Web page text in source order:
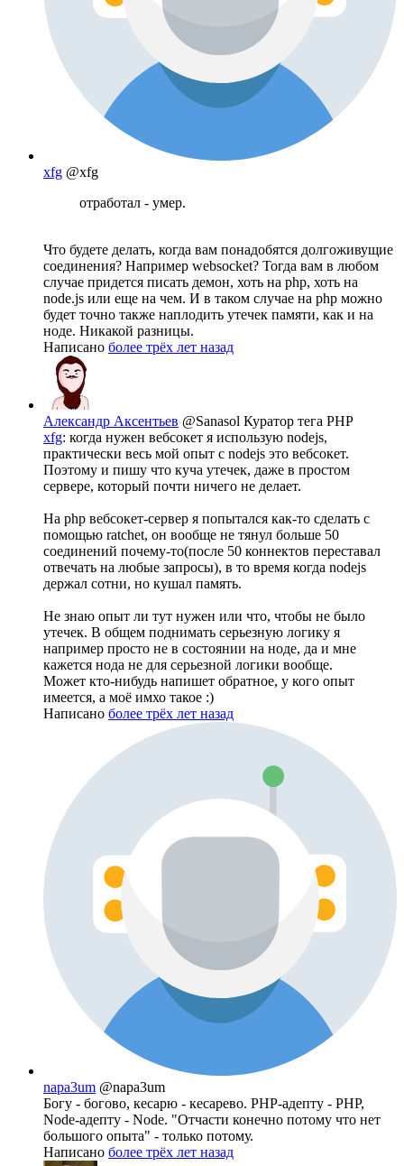
xfg @xfg
отработал - умер.
Что будете делать, когда вам понадобятся долгоживущие
соединения? Например websocket? Тогда вам в любом
случае придется писать демон, хоть на php, хоть на
node.js или еще на чем. И в таком случае на php можно
будет точно также наплодить утечек памяти, как и на
ноде. Никакой разницы.
Написано более трёх лет назад
Александр Аксентьев @Sanasol Куратор тега PHP
xfg: когда нужен вебсокет я использую nodejs,
практически весь мой опыт с nodejs это вебсокет.
Поэтому и пишу что куча утечек, даже в простом
сервере, который почти ничего не делает.
На php вебсокет-сервер я попытался как-то сделать с
помощью ratchet, он вообще не тянул больше 50
соединений почему-то(после 50 коннектов переставал
отвечать на любые запросы), в то время когда nodejs
держал сотни, но кушал память.
Не знаю опыт ли тут нужен или что, чтобы не было
утечек. В общем поднимать серьезную логику я
например просто не в состоянии на ноде, да и мне
кажется нода не для серьезной логики вообще.
Может кто-нибудь напишет обратное, у кого опыт
имеется, а моё имхо такое :)
Написано более трёх лет назад
napa3um @napa3um
Богу - богово, кесарю - кесарево. PHP-адепту - PHP,
Node-адепту - Node. "Отчасти конечно потому что нет
большого опыта" - только потому.
Написано более трёх лет назад